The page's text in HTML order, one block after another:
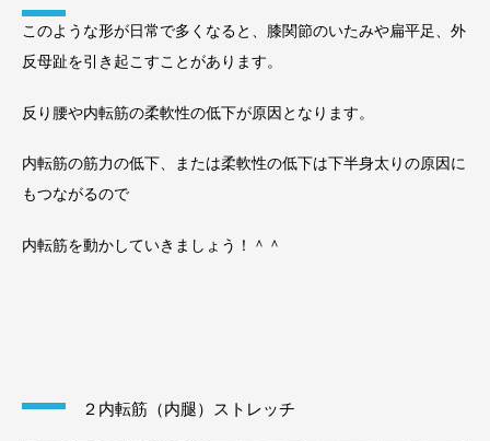
このような形が日常で多くなると、膝関節のいたみや扁平足、外
反母趾を引き起こすことがあります。
反り腰や内転筋の柔軟性の低下が原因となります。
内転筋の筋力の低下、または柔軟性の低下は下半身太りの原因に
もつながるので
内転筋を動かしていきましょう！＾＾
２内転筋（内腿）ストレッチ